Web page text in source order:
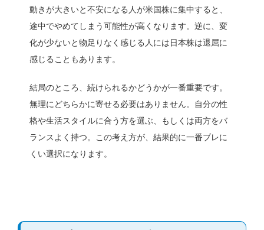
動きが大きいと不安になる人が米国株に集中すると、
途中でやめてしまう可能性が高くなります。逆に、変
化が少ないと物足りなく感じる人には日本株は退屈に
感じることもあります。
結局のところ、続けられるかどうかが一番重要です。
無理にどちらかに寄せる必要はありません。自分の性
格や生活スタイルに合う方を選ぶ、もしくは両方をバ
ランスよく持つ。この考え方が、結果的に一番ブレに
くい選択になります。